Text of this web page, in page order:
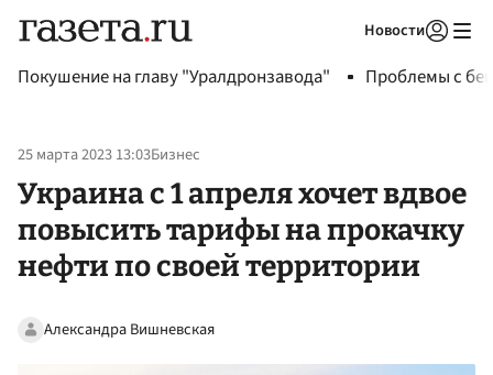
Новости
Покушение на главу "Уралдронзавода" Проблемы с
25 марта 2023 13:03Бизнес
Украина с 1 апреля хочет вдвое
повысить тарифы на прокачку
нефти по своей территории
Александра Вишневская